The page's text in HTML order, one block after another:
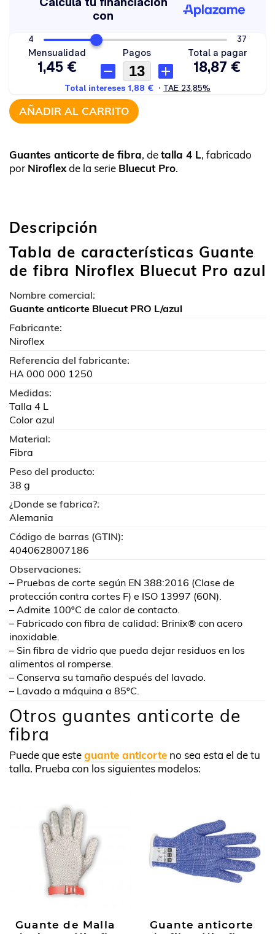
AÑADIR AL CARRITO
Guantes anticorte de fibra, detalla 4 L, fabricado
por Niroflexde la serie Bluecut Pro.
Descripción
Tabla de características Guante
de fibra Niroflex Bluecut Pro azul
Nombre comercial:
Guante anticorte Bluecut PRO L/azul
Fabricante:
Niroflex
Referencia del fabricante:
HA 000 000 1250
Medidas:
Talla 4 L
Color azul
Material:
Fibra
Peso del producto:
38 g
¿Donde se fabrica?:
Alemania
Código de barras (GTIN):
4040628007186
Observaciones:
– Pruebas de corte según EN 388:2016 (Clase de
protección contra cortes F) e ISO 13997 (60N).
– Admite 100ºC de calor de contacto.
– Fabricado con fibra de calidad: Brinix® con acero
inoxidable.
– Sin fibra de vidrio que pueda dejar residuos en los
alimentos al romperse.
– Conserva su tamaño después del lavado.
– Lavado a máquina a 85ºC.
Otros guantes anticorte de
fibra
Puede que esteguante anticorte no sea esta el de tu
talla. Prueba con los siguientes modelos:
Guante de Malla
Guante anticorte